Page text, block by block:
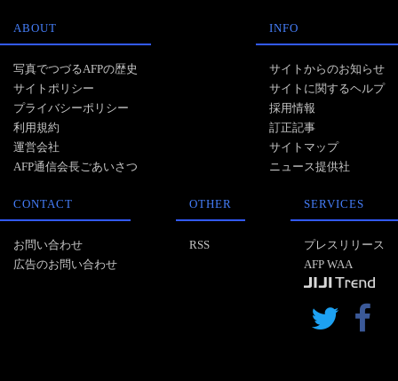
ABOUT
写真でつづるAFPの歴史
サイトポリシー
プライバシーポリシー
利用規約
運営会社
AFP通信会長ごあいさつ
INFO
サイトからのお知らせ
サイトに関するヘルプ
採用情報
訂正記事
サイトマップ
ニュース提供社
CONTACT
お問い合わせ
広告のお問い合わせ
OTHER
RSS
SERVICES
プレスリリース
AFP WAA